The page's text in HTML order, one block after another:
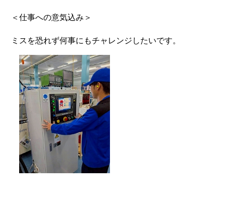
＜仕事への意気込み＞
ミスを恐れず何事にもチャレンジしたいです。